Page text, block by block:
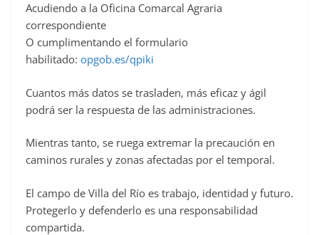
Acudiendo a la Oficina Comarcal Agraria
correspondiente
O cumplimentando el formulario
habilitado: opgob.es/qpiki
Cuantos más datos se trasladen, más eficaz y ágil
podrá ser la respuesta de las administraciones.
Mientras tanto, se ruega extremar la precaución en
caminos rurales y zonas afectadas por el temporal.
El campo de Villa del Río es trabajo, identidad y futuro.
Protegerlo y defenderlo es una responsabilidad
compartida.